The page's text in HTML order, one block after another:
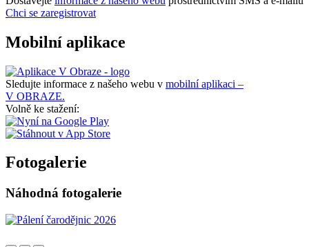
Chci se zaregistrovat
Mobilní aplikace
Sledujte informace z našeho webu v mobilní aplikaci –
V OBRAZE.
Volně ke stažení:
Fotogalerie
Náhodná fotogalerie